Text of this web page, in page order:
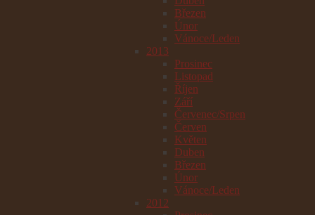
Březen
Únor
Vánoce/Leden
2013
Prosinec
Listopad
Říjen
Září
Červenec/Srpen
Červen
Květen
Duben
Březen
Únor
Vánoce/Leden
2012